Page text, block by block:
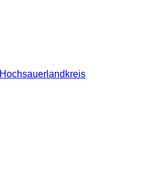
Hochsauerlandkreis